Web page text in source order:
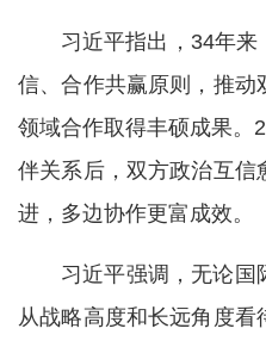
习近平指出，34年
信、合作共赢原则，推动
领域合作取得丰硕成果。
伴关系后，双方政治互信
进，多边协作更富成效。
习近平强调，无论国
从战略高度和长远角度